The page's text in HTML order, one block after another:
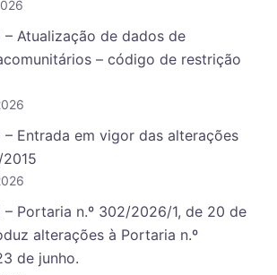
Atualização de dados de
– código de restrição
Entrada em vigor das alterações
Portaria n.º 302/2026/1, de 20 de
alterações à Portaria n.º
de junho.